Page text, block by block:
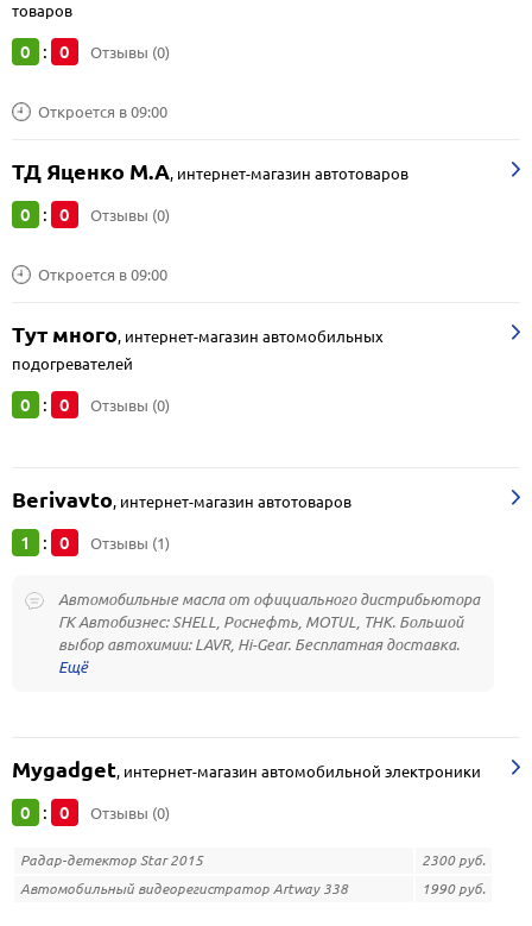
товаров
0 : 0 Отзывы (0)
Откроется в 09:00
ТД Яценко М.А, интернет-магазин автотоваров
0 : 0 Отзывы (0)
Откроется в 09:00
Тут много, интернет-магазин автомобильных
подогревателей
0 : 0 Отзывы (0)
Berivavto, интернет-магазин автотоваров
1 : 0 Отзывы (1)
Автомобильные масла от официального дистрибьютора
ГК Автобизнес: SHELL, Роснефть, MOTUL, ТНК. Большой
выбор автохимии: LAVR, Hi-Gear. Бесплатная доставка.
Mygadget, интернет-магазин автомобильной электроники
0 : 0 Отзывы (0)
Радар-детектор Star 2015
2300 руб.
Автомобильный видеорегистратор Artway 338
1990 руб.